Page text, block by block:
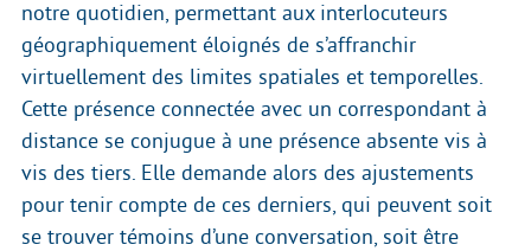
notre quotidien, permettant aux interlocuteurs
géographiquement éloignés de s’affranchir
virtuellement des limites spatiales et temporelles.
Cette présence connectée avec un correspondant à
distance se conjugue à une présence absente vis à
vis des tiers. Elle demande alors des ajustements
pour tenir compte de ces derniers, qui peuvent soit
se trouver témoins d’une conversation, soit être